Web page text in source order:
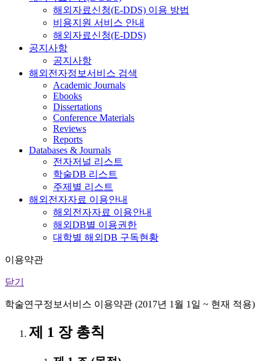
해외자료신청(E-DDS) 이용 방법
비용지원 서비스 안내
해외자료신청(E-DDS)
공지사항
공지사항
해외전자정보서비스 검색
Academic Journals
Ebooks
Dissertations
Conference Materials
Reviews
Reports
Databases & Journals
전자저널 리스트
학술DB 리스트
주제별 리스트
해외전자자료 이용안내
해외전자자료 이용안내
해외DB별 이용권한
대학별 해외DB 구독현황
이용약관
닫기
학술연구정보서비스 이용약관 (2017년 1월 1일 ~ 현재 적용)
제 1 장 총칙